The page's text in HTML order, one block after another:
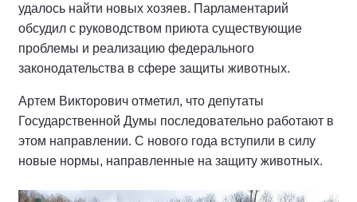
удалось найти новых хозяев. Парламентарий
обсудил с руководством приюта существующие
проблемы и реализацию федерального
законодательства в сфере защиты животных.
Артем Викторович отметил, что депутаты
Государственной Думы последовательно работают в
этом направлении. С нового года вступили в силу
новые нормы, направленные на защиту животных.